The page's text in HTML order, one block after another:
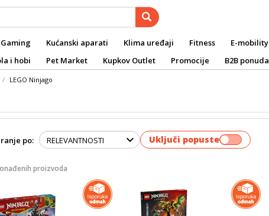
Gaming Kućanski aparati Klima uređaji Fitness E-mobility
i hobi Pet Market Kupkov Outlet Promocije B2B ponuda
LEGO Ninjago
po: Uključi popuste
proizvoda